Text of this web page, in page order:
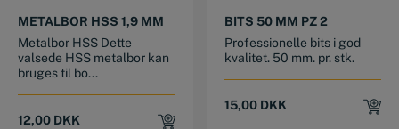
METALBOR HSS 1,9 MM
Metalbor HSS Dette
valsede HSS metalbor kan
bruges til bo...
12,00 DKK
BITS 50 MM PZ 2
Professionelle bits i god
kvalitet. 50 mm. pr. stk.
15,00 DKK